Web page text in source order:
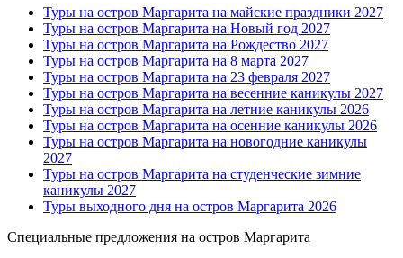
Туры на остров Маргарита на майские праздники 2027
Туры на остров Маргарита на Новый год 2027
Туры на остров Маргарита на Рождество 2027
Туры на остров Маргарита на 8 марта 2027
Туры на остров Маргарита на 23 февраля 2027
Туры на остров Маргарита на весенние каникулы 2027
Туры на остров Маргарита на летние каникулы 2026
Туры на остров Маргарита на осенние каникулы 2026
Туры на остров Маргарита на новогодние каникулы
2027
Туры на остров Маргарита на студенческие зимние
каникулы 2027
Туры выходного дня на остров Маргарита 2026
Специальные предложения на остров Маргарита